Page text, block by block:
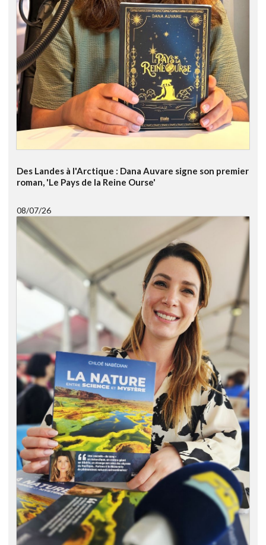
Des Landes à l'Arctique : Dana Auvare signe son premier
roman, 'Le Pays de la Reine Ourse'
08/07/26